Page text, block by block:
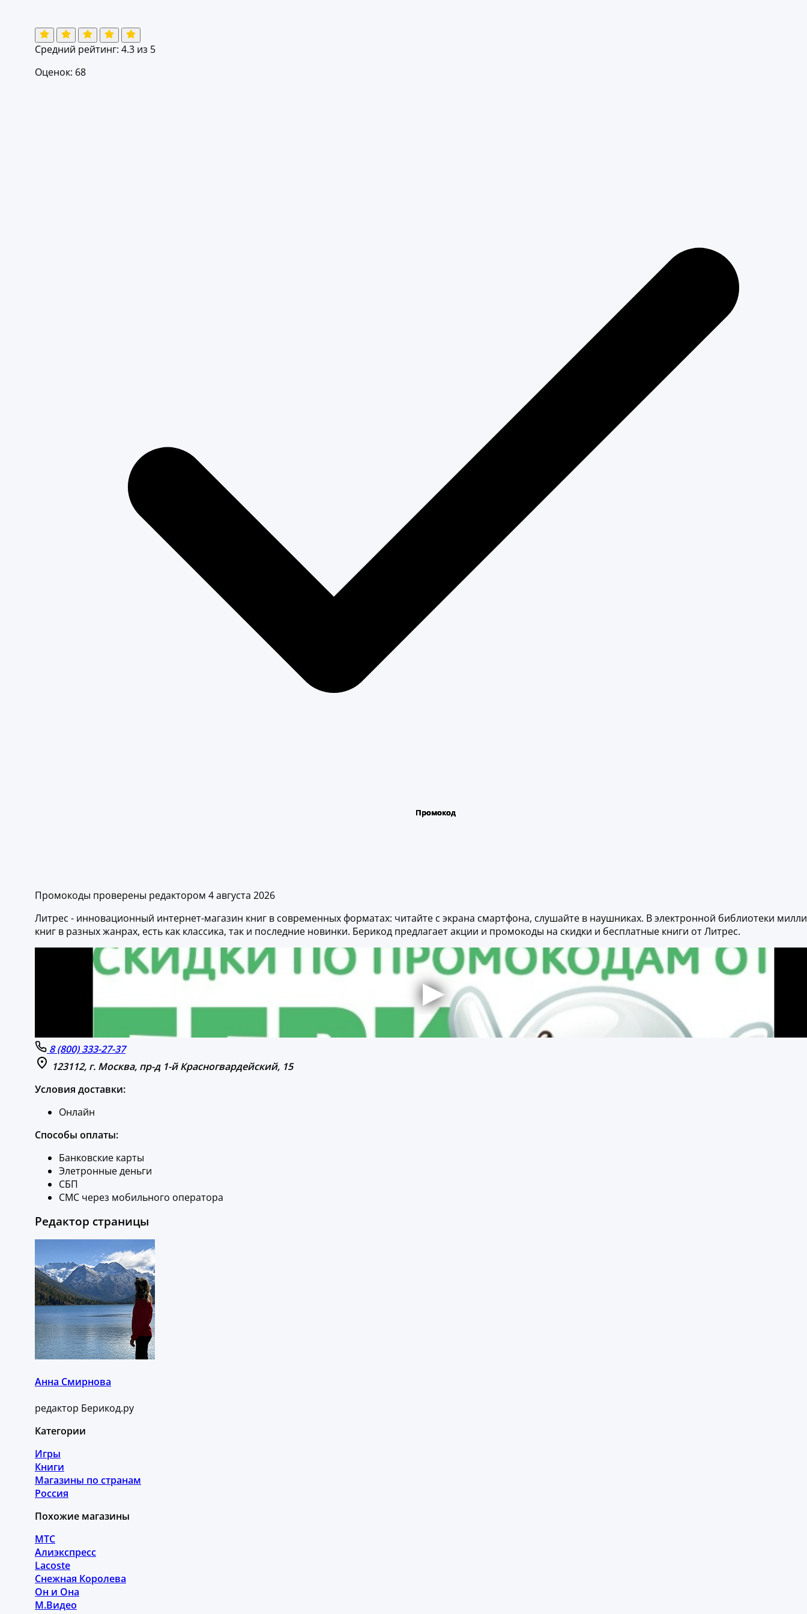
Средний рейтинг: 4.3 из 5
Оценок: 68
Промокоды проверены редактором 4 августа 2026
Литрес - инновационный интернет-магазин книг в современных форматах: читайте с экрана смартфона, слушайте в наушниках. В электронной библиотеки
книг в разных жанрах, есть как классика, так и последние новинки. Берикод предлагает акции и промокоды на скидки и бесплатные книги от Литрес.
8 (800) 333-27-37
123112, г. Москва, пр-д 1-й Красногвардейский, 15
Условия доставки:
Онлайн
Способы оплаты:
Банковские карты
Элетронные деньги
СБП
СМС через мобильного оператора
Редактор страницы
Анна Смирнова
редактор Берикод.ру
Категории
Игры
Книги
Магазины по странам
Россия
Похожие магазины
МТС
Алиэкспресс
Lacoste
Снежная Королева
Он и Она
М.Видео